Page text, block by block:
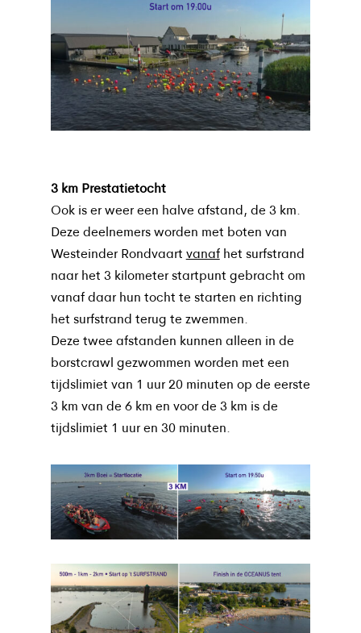
3 km Prestatietocht
Ook is er weer een halve afstand, de 3 km.
Deze deelnemers worden met boten van
Westeinder Rondvaart vanafhet surfstrand
naar het 3 kilometer startpunt gebracht om
vanaf daar hun tocht te starten en richting
het surfstrand terug te zwemmen.
Deze twee afstanden kunnen alleen in de
borstcrawl gezwommen worden met een
tijdslimiet van 1 uur 20 minuten op de eerste
3 km van de 6 km en voor de 3 km is de
tijdslimiet 1 uur en 30 minuten.